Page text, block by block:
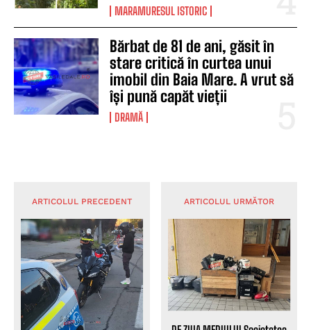
MARAMURESUL ISTORIC
Bărbat de 81 de ani, găsit în
stare critică în curtea unui
imobil din Baia Mare. A vrut să
își pună capăt vieții
DRAMĂ
ARTICOLUL PRECEDENT ARTICOLUL URMĂTOR